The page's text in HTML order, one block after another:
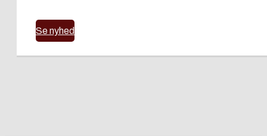
Se nyhed